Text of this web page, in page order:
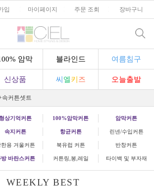
입 마이페이지 주문 조회 장바구니
암막 블라인드 여름침구
신상품 씨 엘키 즈 오늘출발
속커튼셋트
상기억커튼 100%암막커튼 암막커튼
속지커튼 항균커튼 린넨/수입커튼
한용 겨울커튼 북유럽 커튼 반창커튼
방 바란스커튼 커튼링,봉,레일 타이백 및 부자재
WEEKLY BEST